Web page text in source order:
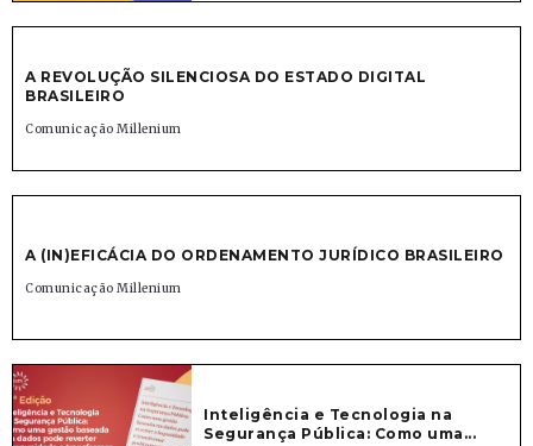
A REVOLUÇÃO SILENCIOSA DO ESTADO DIGITAL
BRASILEIRO
Comunicação Millenium
A (IN)EFICÁCIA DO ORDENAMENTO JURÍDICO BRASILEIRO
Comunicação Millenium
Inteligência e Tecnologia na
Segurança Pública: Como uma...